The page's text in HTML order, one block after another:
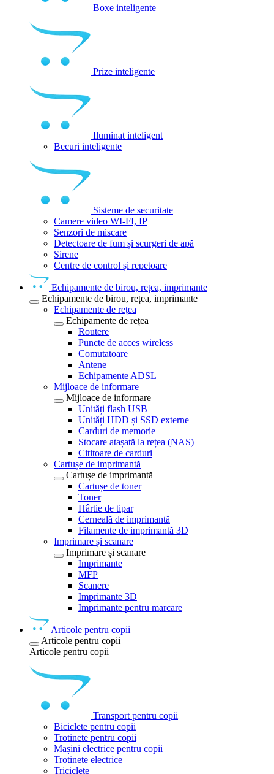
Boxe inteligente
Prize inteligente
Iluminat inteligent
Becuri inteligente
Sisteme de securitate
Camere video WI-FI, IP
Senzori de miscare
Detectoare de fum și scurgeri de apă
Sirene
Centre de control și repetoare
Echipamente de birou, rețea, imprimante
Echipamente de birou, rețea, imprimante
Echipamente de rețea
Echipamente de rețea
Routere
Puncte de acces wireless
Comutatoare
Antene
Echipamente ADSL
Mijloace de informare
Mijloace de informare
Unități flash USB
Unități HDD și SSD externe
Carduri de memorie
Stocare atașată la rețea (NAS)
Cititoare de carduri
Cartușe de imprimantă
Cartușe de imprimantă
Cartușe de toner
Toner
Hârtie de tipar
Cerneală de imprimantă
Filamente de imprimantă 3D
Imprimare și scanare
Imprimare și scanare
Imprimante
MFP
Scanere
Imprimante 3D
Imprimante pentru marcare
Articole pentru copii
Articole pentru copii
Articole pentru copii
Transport pentru copii
Biciclete pentru copii
Trotinete pentru copii
Mașini electrice pentru copii
Trotinete electrice
Triciclete